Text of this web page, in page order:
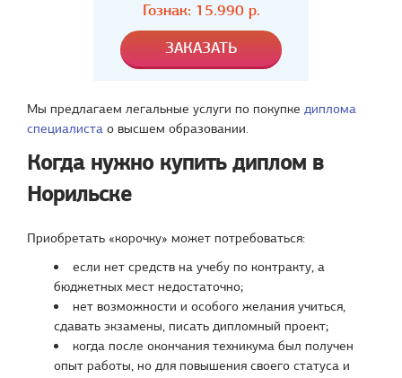
Гознак: 15.990р.
Мы предлагаем легальные услуги по покупке диплома
специалиста о высшем образовании.
Когда нужно купить диплом в
Норильске
Приобретать «корочку» может потребоваться:
если нет средств на учебу по контракту, а
бюджетных мест недостаточно;
нет возможности и особого желания учиться,
сдавать экзамены, писать дипломный проект;
когда после окончания техникума был получен
опыт работы, но для повышения своего статуса и